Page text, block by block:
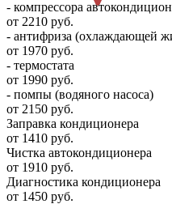
- компрессора
от 2210 руб.
- антифриза (охлаждающей
от 1970 руб.
- термостата
от 1990 руб.
- помпы (водяного насоса)
от 2150 руб.
Заправка кондиционера
от 1410 руб.
Чистка автокондиционера
от 1910 руб.
Диагностика кондиционера
от 1450 руб.